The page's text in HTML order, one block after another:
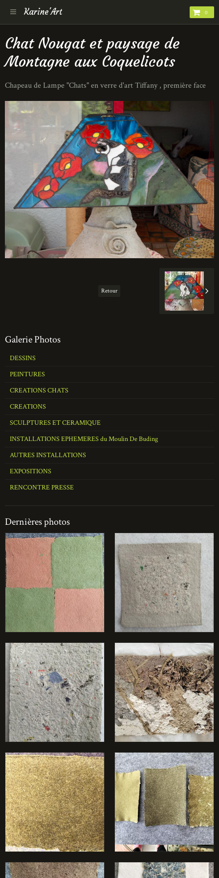
Karine'Art 0
Chat Nougat et paysage de
Montagne aux Coquelicots
Chapeau de Lampe "Chats" en verre d'art Tiffany , première face
Retour
Galerie Photos
DESSINS
PEINTURES
CREATIONS CHATS
CREATIONS
SCULPTURES ET CERAMIQUE
INSTALLATIONS EPHEMERES du Moulin De Buding
AUTRES INSTALLATIONS
EXPOSITIONS
RENCONTRE PRESSE
Dernières photos